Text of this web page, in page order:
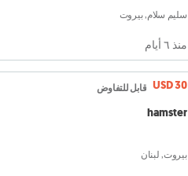
سليم سلام, بيروت
منذ ٦ أيام
USD 30 قابل للتفاوض
hamster
بيروت, لبنان